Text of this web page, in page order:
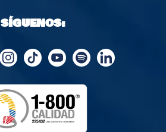
SÍGUENOS: